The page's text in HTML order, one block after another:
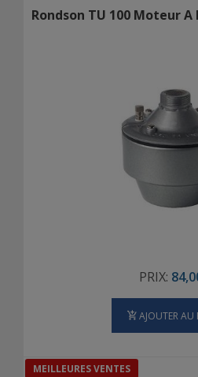
Rondson TU 100 Moteur
PRIX:
AJOUTER AU
MEILLEURES VENTES